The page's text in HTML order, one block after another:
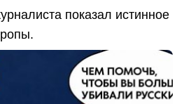
показал истинное